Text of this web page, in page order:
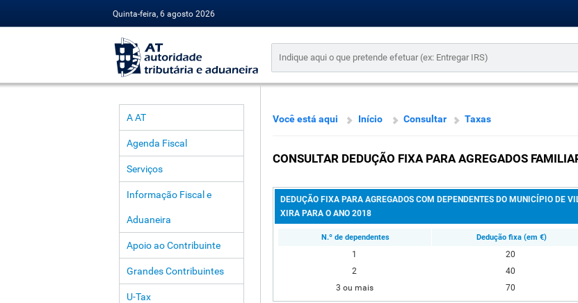
Quinta-feira, 6 agosto 2026
A AT
Agenda Fiscal
Serviços
Informação Fiscal e
Aduaneira
Apoio ao Contribuinte
Grandes Contribuintes
U-Tax
Você está aqui Início Consultar Taxas
CONSULTAR DEDUÇÃO FIXA PARA AGREGADOS
DEDUÇÃO FIXA PARA AGREGADOS COM DEPENDENTES DO MUNICÍPIO DE
XIRA PARA O ANO 2018
N.º de dependentes Dedução fixa (em €)
1 20
2
40
3 ou mais
70